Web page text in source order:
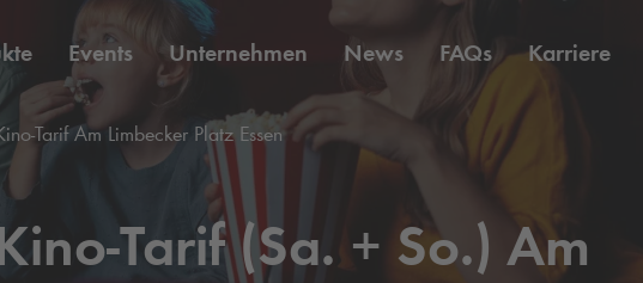
Events Unternehmen News FAQs Karriere
Tarif Am Limbecker Platz Essen
Tarif (Sa. + So.) Am